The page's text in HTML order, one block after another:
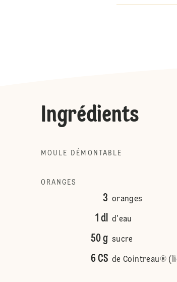
Ingrédients
MOULE DÉMONTABLE
ORANGES
3 oranges
1 dl d'eau
50 g sucre
6 CS de Cointreau®